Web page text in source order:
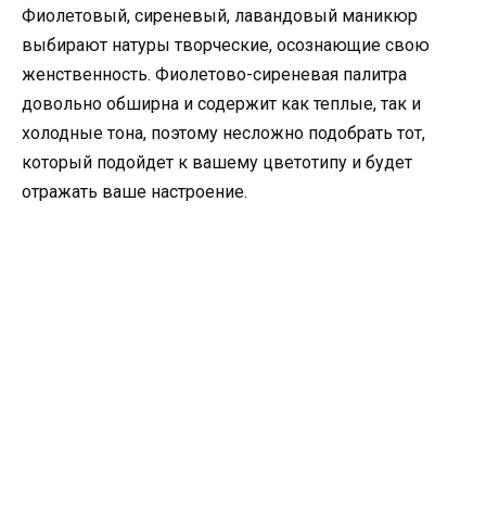
Фиолетовый, сиреневый, лавандовый маникюр
выбирают натуры творческие, осознающие свою
женственность. Фиолетово-сиреневая палитра
довольно обширна и содержит как теплые, так и
холодные тона, поэтому несложно подобрать тот,
который подойдет к вашему цветотипу и будет
отражать ваше настроение.